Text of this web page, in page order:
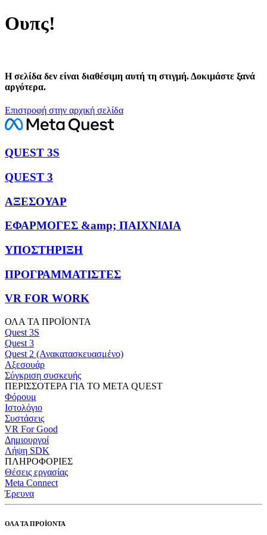
Ουπς!
Η σελίδα δεν είναι διαθέσιμη αυτή τη στιγμή. Δοκιμάστε ξανά
αργότερα.
Επιστροφή στην αρχική σελίδα
QUEST 3S
QUEST 3
ΑΞΕΣΟΥΑΡ
ΕΦΑΡΜΟΓΕΣ &amp; ΠΑΙΧΝΙΔΙΑ
ΥΠΟΣΤΗΡΙΞΗ
ΠΡΟΓΡΑΜΜΑΤΙΣΤΕΣ
VR FOR WORK
ΟΛΑ ΤΑ ΠΡΟΪΟΝΤΑ
Quest 3S
Quest 3
Quest 2 (Ανακατασκευασμένο)
Αξεσουάρ
Σύγκριση συσκευής
ΠΕΡΙΣΣΟΤΕΡΑ ΓΙΑ ΤΟ META QUEST
Φόρουμ
Ιστολόγιο
Συστάσεις
VR For Good
Δημιουργοί
Λήψη SDK
ΠΛΗΡΟΦΟΡΙΕΣ
Θέσεις εργασίας
Meta Connect
Έρευνα
ΟΛΑ ΤΑ ΠΡΟΪΟΝΤΑ